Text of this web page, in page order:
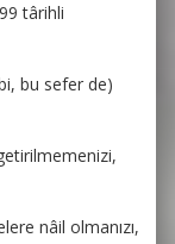
târihli
bu sefer de)
nâil olmanızı,